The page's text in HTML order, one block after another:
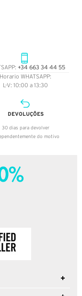
+34 663 34 44 55
Horario WHATSAPP:
L-V: 10:00 a 13:30
DEVOLUÇÕES
30 dias para devolver
do motivo